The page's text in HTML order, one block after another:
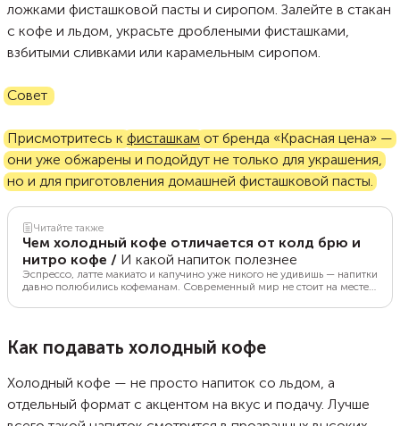
ложками фисташковой пасты и сиропом. Залейте в стакан
с кофе и льдом, украсьте дроблеными фисташками,
взбитыми сливками или карамельным сиропом.
Совет
Присмотритесь к фисташкам от бренда «Красная цена» —
они уже обжарены и подойдут не только для украшения,
но и для приготовления домашней фисташковой пасты.
Читайте также
Чем холодный кофе отличается от колд брю и
нитро кофе / И какой напиток полезнее
Эспрессо, латте макиато и капучино уже никого не удивишь — напитки
давно полюбились кофеманам. Современный мир не стоит на месте,
классическим горячим напиткам пришел новый тренд — холодные
Как подавать холодный кофе
Холодный кофе — не просто напиток со льдом, а
отдельный формат с акцентом на вкус и подачу. Лучше